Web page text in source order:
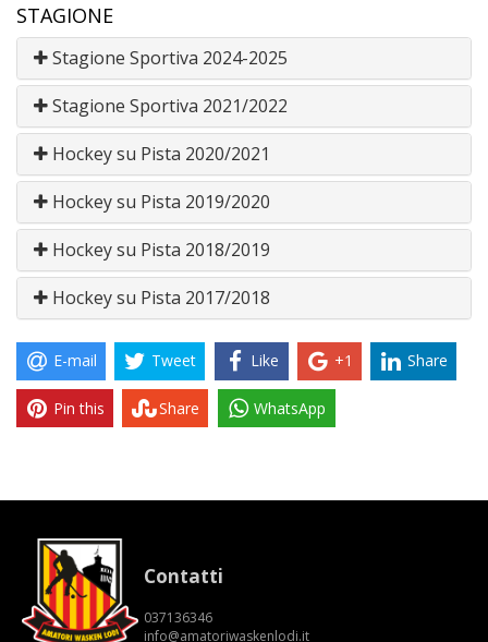
STAGIONE
Stagione Sportiva 2024-2025
Stagione Sportiva 2021/2022
Hockey su Pista 2020/2021
Hockey su Pista 2019/2020
Hockey su Pista 2018/2019
Hockey su Pista 2017/2018
E-mail Tweet Like +1 Share
Pin this Share WhatsApp
Contatti
037136346
info@amatoriwaskenlodi.it